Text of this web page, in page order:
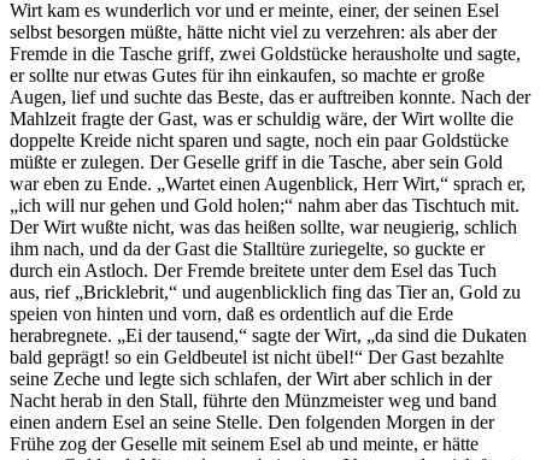
Wirt kam es wunderlich vor und er meinte, einer, der seinen Esel
selbst besorgen müßte, hätte nicht viel zu verzehren: als aber der
Fremde in die Tasche griff, zwei Goldstücke herausholte und sagte,
er sollte nur etwas Gutes für ihn einkaufen, so machte er große
Augen, lief und suchte das Beste, das er auftreiben konnte. Nach der
Mahlzeit fragte der Gast, was er schuldig wäre, der Wirt wollte die
doppelte Kreide nicht sparen und sagte, noch ein paar Goldstücke
müßte er zulegen. Der Geselle griff in die Tasche, aber sein Gold
war eben zu Ende. „Wartet einen Augenblick, Herr Wirt,“ sprach er,
„ich will nur gehen und Gold holen;“ nahm aber das Tischtuch mit.
Der Wirt wußte nicht, was das heißen sollte, war neugierig, schlich
ihm nach, und da der Gast die Stalltüre zuriegelte, so guckte er
durch ein Astloch. Der Fremde breitete unter dem Esel das Tuch
aus, rief „Bricklebrit,“ und augenblicklich fing das Tier an, Gold zu
speien von hinten und vorn, daß es ordentlich auf die Erde
herabregnete. „Ei der tausend,“ sagte der Wirt, „da sind die Dukaten
bald geprägt! so ein Geldbeutel ist nicht übel!“ Der Gast bezahlte
seine Zeche und legte sich schlafen, der Wirt aber schlich in der
Nacht herab in den Stall, führte den Münzmeister weg und band
einen andern Esel an seine Stelle. Den folgenden Morgen in der
Frühe zog der Geselle mit seinem Esel ab und meinte, er hätte